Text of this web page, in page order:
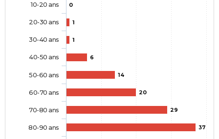
0
1
1
6
14
20
29
37
10-20 ans
20-30 ans
30-40 ans
40-50 ans
50-60 ans
60-70 ans
70-80 ans
80-90 ans